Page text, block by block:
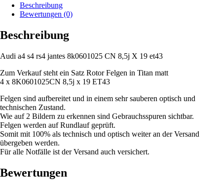
Beschreibung
Bewertungen (0)
Beschreibung
Audi a4 s4 rs4 jantes 8k0601025 CN 8,5j X 19 et43
Zum Verkauf steht ein Satz Rotor Felgen in Titan matt
4 x 8K0601025CN 8,5j x 19 ET43
Felgen sind aufbereitet und in einem sehr sauberen optisch und
technischen Zustand.
Wie auf 2 Bildern zu erkennen sind Gebrauchsspuren sichtbar.
Felgen werden auf Rundlauf geprüft.
Somit mit 100% als technisch und optisch weiter an der Versand
übergeben werden.
Für alle Notfälle ist der Versand auch versichert.
Bewertungen